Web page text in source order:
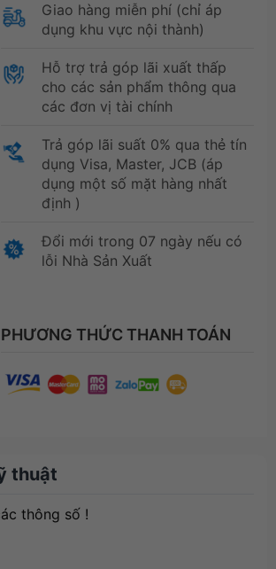
Giao hàng miễn phí (chỉ áp
dụng khu vực nội thành)
Hỗ trợ trả góp lãi xuất thấp
cho các sản phẩm thông qua
các đơn vị tài chính
Trả góp lãi suất 0% qua thẻ tín
dụng Visa, Master, JCB (áp
dụng một số mặt hàng nhất
định )
Đổi mới trong 07 ngày nếu có
lỗi Nhà Sản Xuất
PHƯƠNG THỨC THANH TOÁN
thuật
thông số !